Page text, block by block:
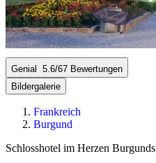
Genial 5.6/67 Bewertungen
Bildergalerie
Frankreich
Burgund
Schlosshotel im Herzen Burgunds